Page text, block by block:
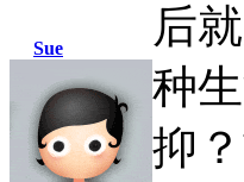
Sue
后
种
抑